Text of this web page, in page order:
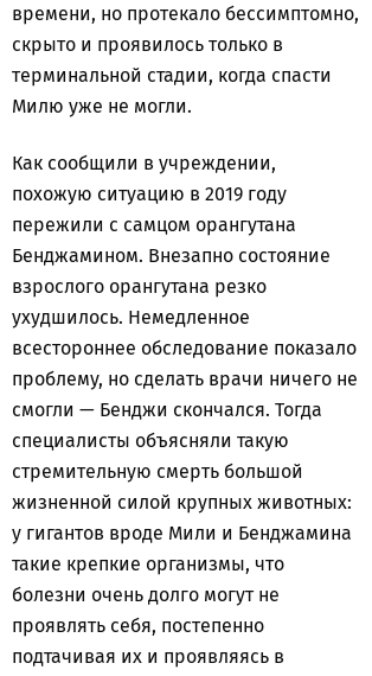
времени, но протекало бессимптомно,
скрыто и проявилось только в
терминальной стадии, когда спасти
Милю уже не могли.
Как сообщили в учреждении,
похожую ситуацию в 2019 году
пережили с самцом орангутана
Бенджамином. Внезапно состояние
взрослого орангутана резко
ухудшилось. Немедленное
всестороннее обследование показало
проблему, но сделать врачи ничего не
смогли — Бенджи скончался. Тогда
специалисты объясняли такую
стремительную смерть большой
жизненной силой крупных животных:
у гигантов вроде Мили и Бенджамина
такие крепкие организмы, что
болезни очень долго могут не
проявлять себя, постепенно
подтачивая их и проявляясь в